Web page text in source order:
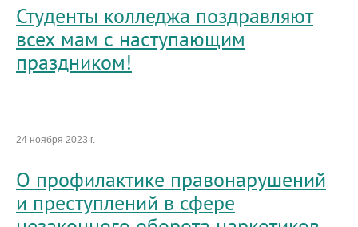
Студенты колледжа поздравляют
всех мам с наступающим
праздником!
24 ноября 2023 г.
О профилактике правонарушений
и преступлений в сфере